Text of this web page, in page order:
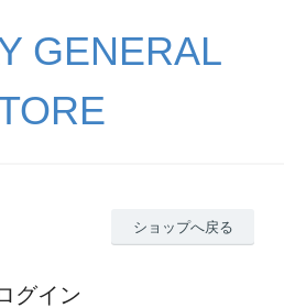
GENERAL
ショップへ戻る
グイン